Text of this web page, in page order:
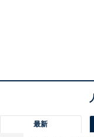
最新